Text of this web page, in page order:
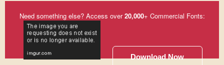
Need something else? Access over20,000+ Commercial Fonts:
Download Now